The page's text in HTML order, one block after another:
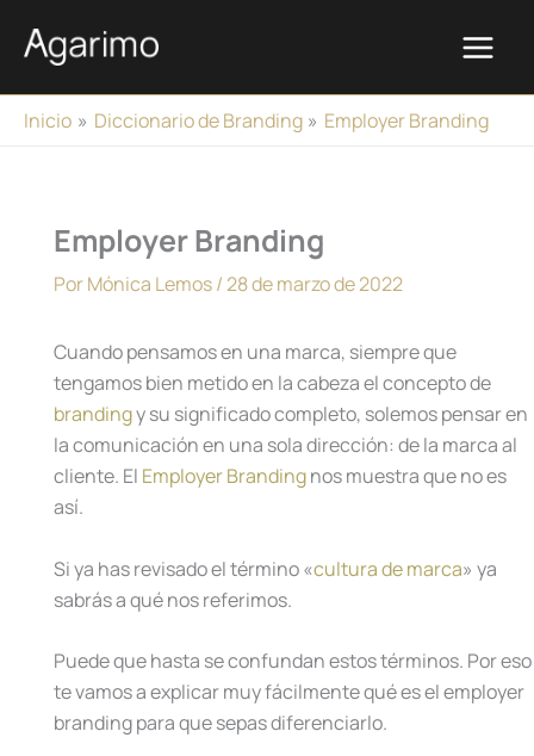
Inicio
Diccionario de Branding Employer Branding
Employer Branding
PorMónica Lemos/28 de marzo de 2022
Cuando pensamos en una marca, siempre que
tengamos bien metido en la cabeza el concepto de
brandingy su significado completo, solemos pensar en
la comunicación en una sola dirección: de la marca al
cliente. El Employer Brandingnos muestra que no es
así.
Si ya has revisado el término «cultura de marca» ya
sabrás a qué nos referimos.
Puede que hasta se confundan estos términos. Por eso
te vamos a explicar muy fácilmente qué es el employer
branding para que sepas diferenciarlo.